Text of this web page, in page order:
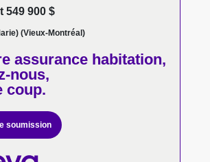
549 900 $
(Vieux-Montréal)
assurance habitation,
nous,
coup.
soumission